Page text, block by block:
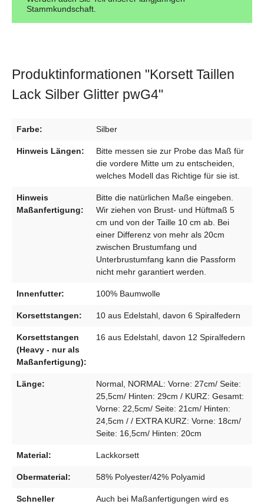
Stammkundschaft.
Produktinformationen "Korsett Taillen
Lack Silber Glitter pwG4"
Farbe: Silber
Hinweis Längen:
Bitte messen sie zur Probe das Maß für
die vordere Mitte um zu entscheiden,
welches Modell das Richtige für sie ist.
Hinweis
Maßanfertigung:
Bitte die natürlichen Maße eingeben.
Wir ziehen von Brust- und Hüftmaß 5
cm und von der Taille 10 cm ab. Bei
einer Differenz von mehr als 20cm
zwischen Brustumfang und
Unterbrustumfang kann die Passform
nicht mehr garantiert werden.
Innenfutter: 100% Baumwolle
Korsettstangen: 10 aus Edelstahl, davon 6 Spiralfedern
Korsettstangen
(Heavy - nur als
Maßanfertigung):
16 aus Edelstahl, davon 12 Spiralfedern
Länge:
Normal, NORMAL: Vorne: 27cm/ Seite:
25,5cm/ Hinten: 29cm / KURZ: Gesamt:
Vorne: 22,5cm/ Seite: 21cm/ Hinten:
24,5cm / / EXTRA KURZ: Vorne: 18cm/
Seite: 16,5cm/ Hinten: 20cm
Material: Lackkorsett
Obermaterial: 58% Polyester/42% Polyamid
Schneller
Auch bei Maßanfertigungen wird es